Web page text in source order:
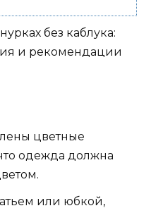
цветные
одежда должна
или юбкой,